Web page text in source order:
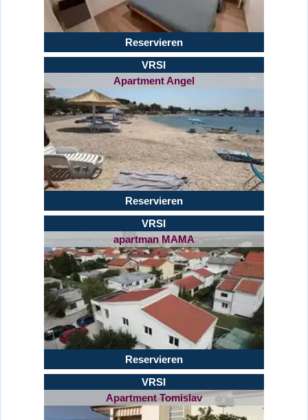
Reservieren
VRSI
Apartment Angel
Reservieren
VRSI
apartman MAMA
Reservieren
VRSI
Apartment Tomislav